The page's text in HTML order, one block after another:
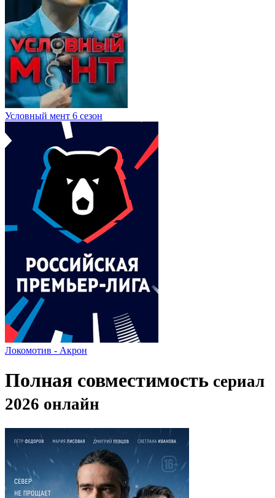
Условный мент 6 сезон
Локомотив - Акрон
Полная совместимость сериал
2026 онлайн